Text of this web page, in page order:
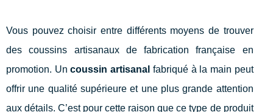
Vous pouvez choisir entre différents moyens de trouver
des coussins artisanaux de fabrication française en
promotion. Uncoussin artisanal fabriqué à la main peut
offrir une qualité supérieure et une plus grande attention
aux détails. C’est pour cette raison que ce type de produit